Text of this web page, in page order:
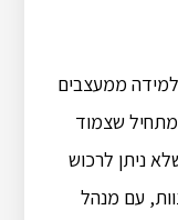
ממעצבים
שצמוד
ניתן לרכוש
עם מנהל